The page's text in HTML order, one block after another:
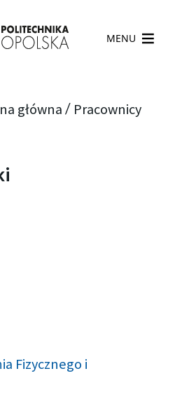
MENU
główna / Pracownicy
Fizycznego i